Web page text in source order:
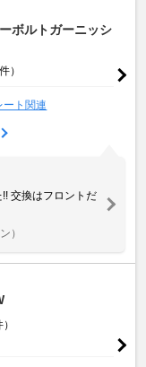
ボルトガーニッシ
）
ート関連
交換はフロントだ
）